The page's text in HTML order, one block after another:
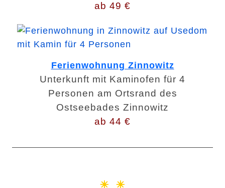
ab 49 €
Ferienwohnung Zinnowitz
Unterkunft mit Kaminofen für 4
Personen am Ortsrand des
Ostseebades Zinnowitz
ab 44 €
☀ ☀